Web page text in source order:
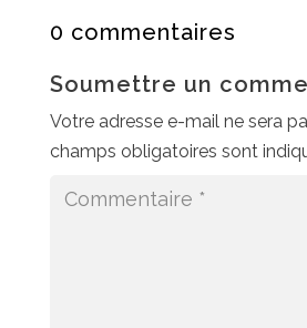
0 commentaires
Soumettre un
Votre adresse e-mail ne sera
champs obligatoires sont